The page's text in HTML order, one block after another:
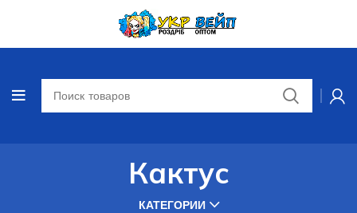
Кактус
КАТЕГОРИИ